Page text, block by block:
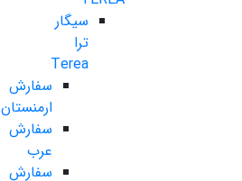
سیگار
ترا
Terea
سفارش
ارمنستان
سفارش
عرب
سفارش